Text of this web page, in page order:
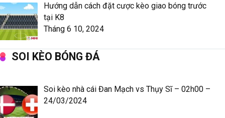
Hướng dẫn cách đặt cược kèo giao bóng trước
tại K8
Tháng 6 10, 2024
SOI KÈO BÓNG ĐÁ
Soi kèo nhà cái Đan Mạch vs Thụy Sĩ – 02h00 –
24/03/2024